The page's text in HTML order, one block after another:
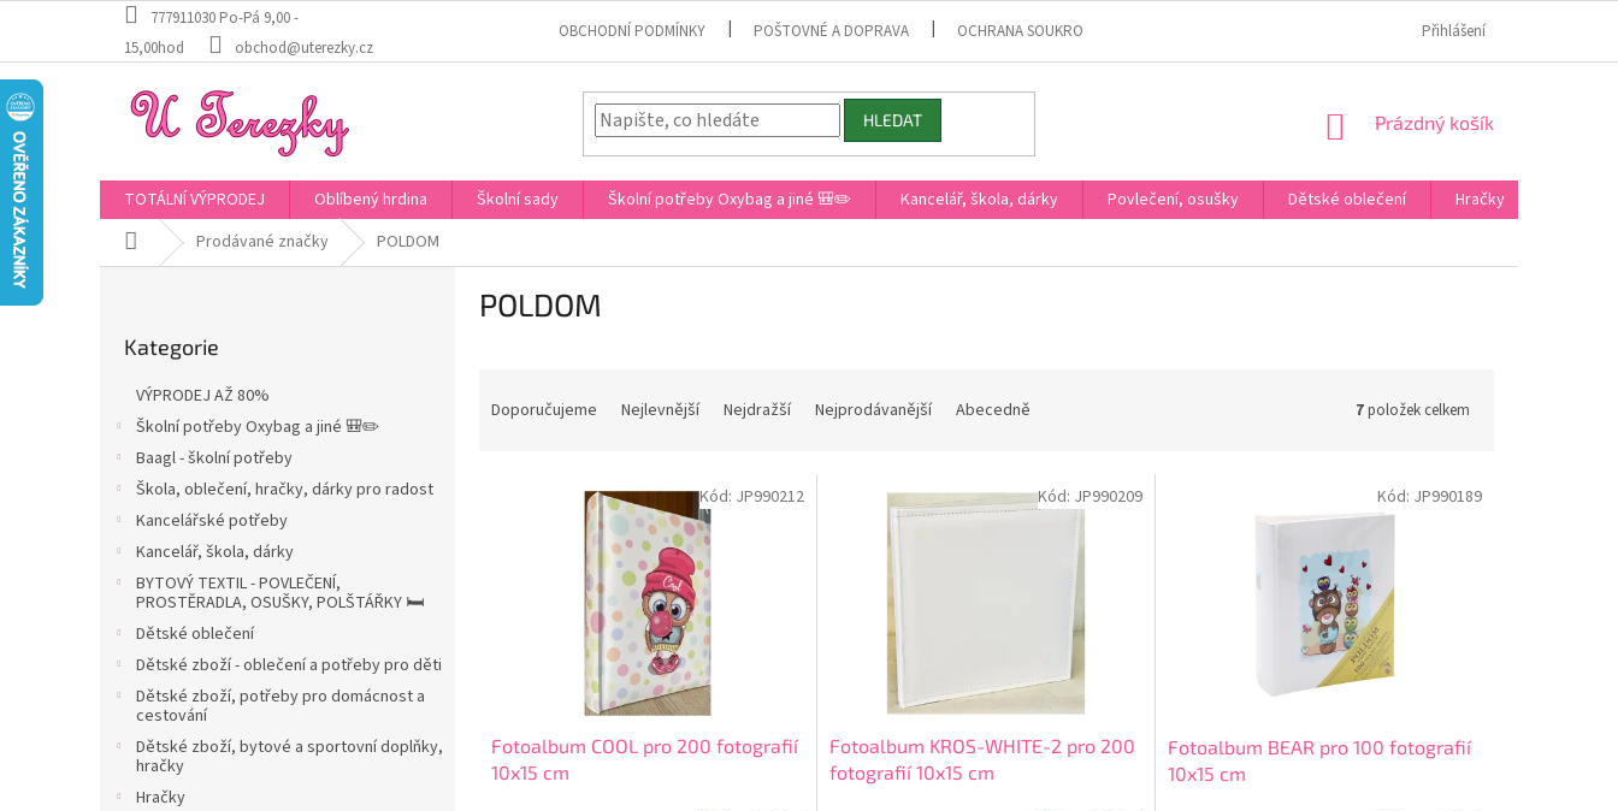
obsah
777911030 Po-Pá 9,00 -
15,00hod
obchod@uterezky.cz
OBCHODNÍ PODMÍNKY POŠTOVNÉ A DOPRAVA OCHRANA SOUKROMÍ HODNOCENÍ NA HEURÉCE
Přihlášení
HLEDAT
NÁKUPNÍ
Prázdný košík
TOTÁLNÍ VÝPRODEJ Oblíbený hrdina Školní sady Školní potřeby Oxybag a jiné 🎒✏️ Kancelář, škola, dárky Povlečení, osušky Dětské oblečení Hračky
Domů Prodávané značky POLDOM
kategorie
Kategorie
VÝPRODEJ AŽ 80%
Školní potřeby Oxybag a jiné 🎒✏️
Baagl - školní potřeby
Škola, oblečení, hračky, dárky pro radost
Kancelářské potřeby
Kancelář, škola, dárky
BYTOVÝ TEXTIL - POVLEČENÍ,
PROSTĚRADLA, OSUŠKY, POLŠTÁŘKY 🛏️
Dětské oblečení
Dětské zboží - oblečení a potřeby pro děti
Dětské zboží, potřeby pro domácnost a
cestování
Dětské zboží, bytové a sportovní doplňky,
hračky
Hračky
POLDOM
Doporučujeme Nejlevnější Nejdražší Nejprodávanější Abecedně 7položek celkem
Fotoalbum COOL pro 200 fotografií
10x15 cm
Kód: JP990212
Fotoalbum KROS-WHITE-2 pro 200
fotografií 10x15 cm
Kód: JP990209
Fotoalbum BEAR pro 100 fotografií
10x15 cm
Kód: JP990189